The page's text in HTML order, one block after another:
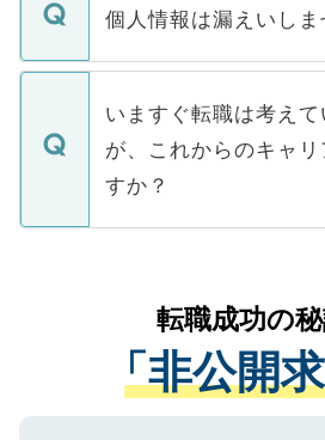
■応募殺到を避けるため
関を公にしてしまうと、
に、医療機関が求める条
みを人材紹介会社に依頼
ています。
ん。また、仮に応募先か
定を承諾する必要はあり
の辞退の連絡はキャリア
個人情報は漏えいしま
個人情報が漏えいするこ
で、ご安心ください。当
などで収集したご登録者
ご本人のキャリアアップ
支援を目的に使用いたし
ているすべての個人デー
は、個人情報の取り扱い
管理基準を満たした事業
る、プライバシーマーク
いますぐ転職は考え
が、これからのキャリ
すか？
かがいして、現在の医療
経験をまじえながら、適
させていただきます。す
ない方には、長期的なサ
ので、まずはご登録くだ
転職成功の
「非公開